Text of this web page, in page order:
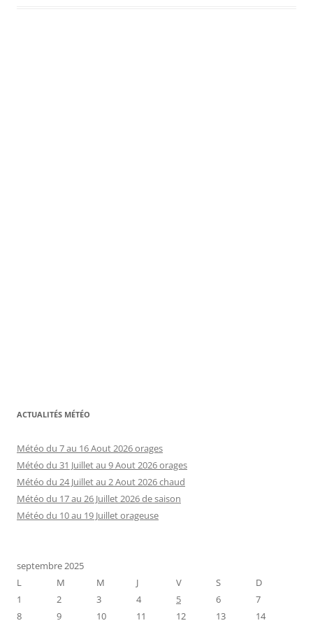
ACTUALITÉS MÉTÉO
Météo du 7 au 16 Aout 2026 orages
Météo du 31 Juillet au 9 Aout 2026 orages
Météo du 24 Juillet au 2 Aout 2026 chaud
Météo du 17 au 26 Juillet 2026 de saison
Météo du 10 au 19 Juillet orageuse
septembre 2025
L
M M J V S
D
1
2 3 4 5 6
7
8
9 10 11 12 13 14